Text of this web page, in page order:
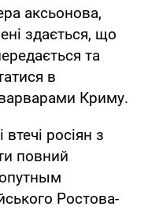
аксьонова,
здається, що
та
в
Криму.
росіян з
повний
Ростова-